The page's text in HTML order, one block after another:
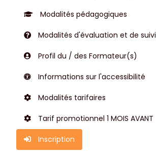
Modalités pédagogiques
Modalités d'évaluation et de suivi
Profil du / des Formateur(s)
Informations sur l'accessibilité
Modalités tarifaires
Tarif promotionnel 1 MOIS AVANT
Inscription